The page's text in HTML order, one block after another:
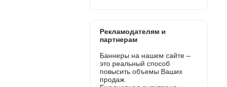
Рекламодателям и
партнерам
Баннеры на нашем сайте –
это реальный способ
повысить объемы Ваших
продаж.